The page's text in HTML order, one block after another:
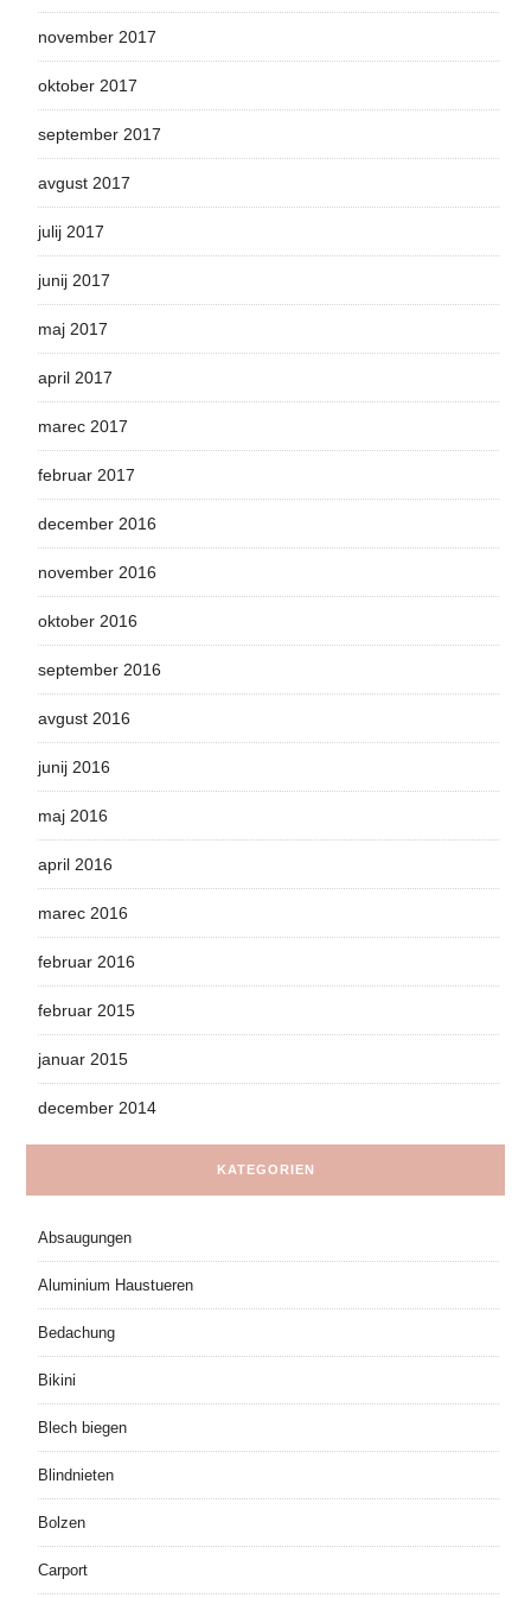
november 2017
oktober 2017
september 2017
avgust 2017
julij 2017
junij 2017
maj 2017
april 2017
marec 2017
februar 2017
december 2016
november 2016
oktober 2016
september 2016
avgust 2016
junij 2016
maj 2016
april 2016
marec 2016
februar 2016
februar 2015
januar 2015
december 2014
KATEGORIEN
Absaugungen
Aluminium Haustueren
Bedachung
Bikini
Blech biegen
Blindnieten
Bolzen
Carport